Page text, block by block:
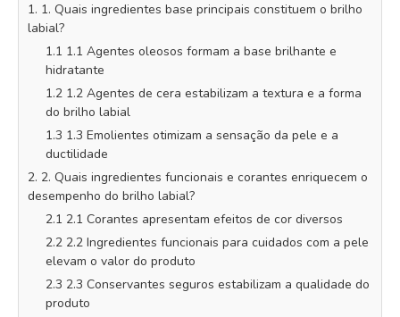
1. 1. Quais ingredientes base principais constituem o brilho
labial?
1.1 1.1 Agentes oleosos formam a base brilhante e
hidratante
1.2 1.2 Agentes de cera estabilizam a textura e a forma
do brilho labial
1.3 1.3 Emolientes otimizam a sensação da pele e a
ductilidade
2. 2. Quais ingredientes funcionais e corantes enriquecem o
desempenho do brilho labial?
2.1 2.1 Corantes apresentam efeitos de cor diversos
2.2 2.2 Ingredientes funcionais para cuidados com a pele
elevam o valor do produto
2.3 2.3 Conservantes seguros estabilizam a qualidade do
produto